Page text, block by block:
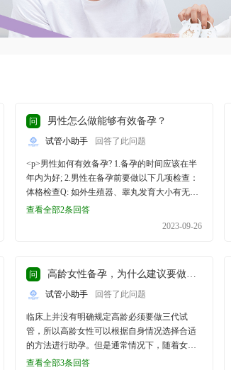
问 男性怎么做能够有效备孕？
试管小助手 回答了此问题
<p>男性如何有效备孕? 1.备孕的时间应该在半
年内为好; 2.男性在备孕前要做以下几项检查：
体格检查Q: 如外生殖器、睾丸发育大小有无问
题 情液常规:检查生殖系统有无炎症、精液数
确泌尿系统有无感染，如有感染存在，容易影
影响备孕进程 3.要保持规律的生活，尽量不要
质量是保障健康生活的前提， 4.保持健康的体
魄，坚持锻炼身体，保持正常的体重，保证精
子的质量 5.远离高温，尽量不洗桑拿，睾丸长
期处于高温的状态，会影响精子的生成6.如果
查看全部2条回答
2023-09-26
问 高龄女性备孕，为什么建议要做三代试管？
试管小助手 回答了此问题
临床上并没有明确规定高龄必须要做三代试
管，所以高龄女性可以根据自身情况选择合适
的方法进行助孕。但是通常情况下，随着女性
年龄的增加，其卵子的染色体非整倍率会明显
查看全部3条回答